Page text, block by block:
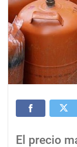
El precio